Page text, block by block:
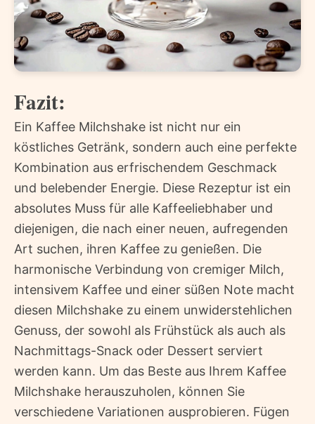
Fazit:
Ein Kaffee Milchshake ist nicht nur ein
köstliches Getränk, sondern auch eine perfekte
Kombination aus erfrischendem Geschmack
und belebender Energie. Diese Rezeptur ist ein
absolutes Muss für alle Kaffeeliebhaber und
diejenigen, die nach einer neuen, aufregenden
Art suchen, ihren Kaffee zu genießen. Die
harmonische Verbindung von cremiger Milch,
intensivem Kaffee und einer süßen Note macht
diesen Milchshake zu einem unwiderstehlichen
Genuss, der sowohl als Frühstück als auch als
Nachmittags-Snack oder Dessert serviert
werden kann. Um das Beste aus Ihrem Kaffee
Milchshake herauszuholen, können Sie
verschiedene Variationen ausprobieren. Fügen